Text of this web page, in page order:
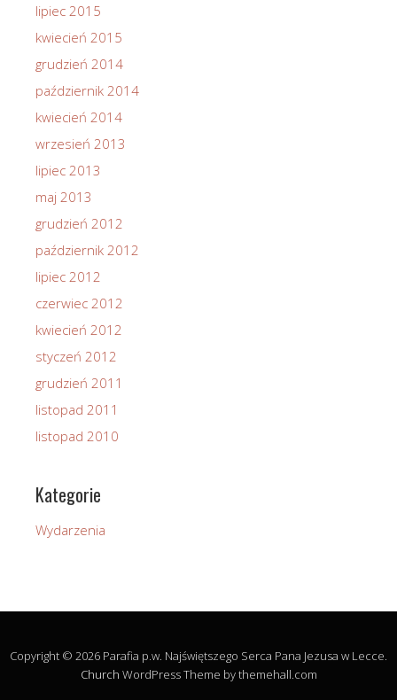
lipiec 2015
kwiecień 2015
grudzień 2014
październik 2014
kwiecień 2014
wrzesień 2013
lipiec 2013
maj 2013
grudzień 2012
październik 2012
lipiec 2012
czerwiec 2012
kwiecień 2012
styczeń 2012
grudzień 2011
listopad 2011
listopad 2010
Kategorie
Wydarzenia
Copyright © 2026 Parafia p.w. Najświętszego Serca Pana Jezusa w Lecce.
Church WordPress Theme by themehall.com